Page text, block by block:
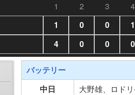
1 2 3 4
1 0 0 1
4 0 0 0
バッテリー
中日
大野雄、ロド